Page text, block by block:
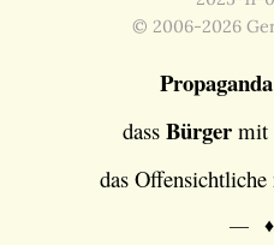
© 2006-2026
Propaganda
dass Bürgermit
das Offensichtliche
—